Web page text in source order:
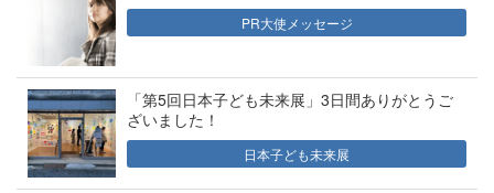
PR大使メッセージ
「第5回日本子ども未来展」3日間ありがとうご
ざいました！
日本子ども未来展